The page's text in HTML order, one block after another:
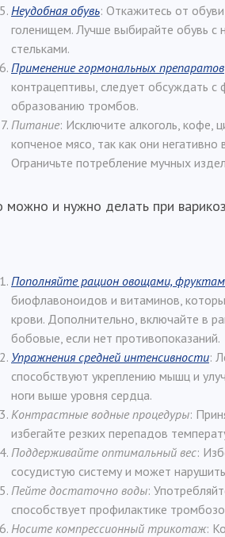
Неудобная обувь: Откажитесь от
голенищем. Лучше выбирайте обувь с
стельками.
Применение гормональных препаратов
контрацептивы, следует обсуждать с
образованию тромбов.
Питание: Исключите алкоголь, кофе,
копченое мясо, так как они
Ограничьте потребление мучных
можно и нужно делать при
Пополняйте рацион овощами,
биофлавоноидов и витаминов,
крови. Дополнительно, включайте в
бобовые, если нет противопоказаний.
Упражнения средней интенсивности:
способствуют укреплению мышц и
ноги выше уровня сердца.
Контрастные водные процедуры:
избегайте резких перепадов
Поддерживайте оптимальный вес:
сосудистую систему и может
Пейте достаточно воды:
способствует профилактике
Носите компрессионный трикотаж: